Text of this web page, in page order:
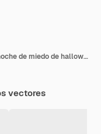
Diseño de maqueta de camiseta de noche de miedo de halloween retro vintage
vectores